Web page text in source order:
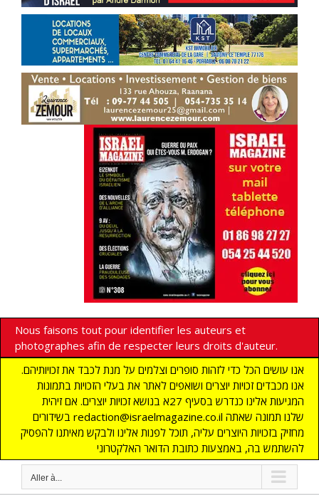
Nous faisons tout pour identifier les auteurs et
photographes afin de respecter leurs droits d'auteur.
אנו עושים הכל כדי לזהות סופרים וצלמים על מנת לכבד את זכויותיהם.
אנו מכבדים זכויות יוצרים ושואפים לאתר את בעלי הזכויות בתמונות
המגיעות אלינו כנדרש בסעיף 27א בנושא זכויות יוצרים. אם זיהית
בשידורים redaction@israelmagazine.co.il שלנו תמונה שאתה
מחזיק בזכויות היוצרים עליה, תוכל לפנות אלינו ולבקש מאיתנו להפסיק
להשתמש בה, באמצעות כתובת הדואר האלקטרוני
Aller à...